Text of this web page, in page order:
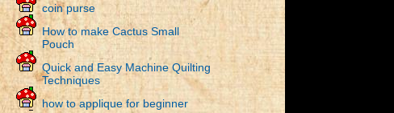
coin purse
How to make Cactus Small
Pouch
Quick and Easy Machine Quilting
Techniques
how to applique for beginner